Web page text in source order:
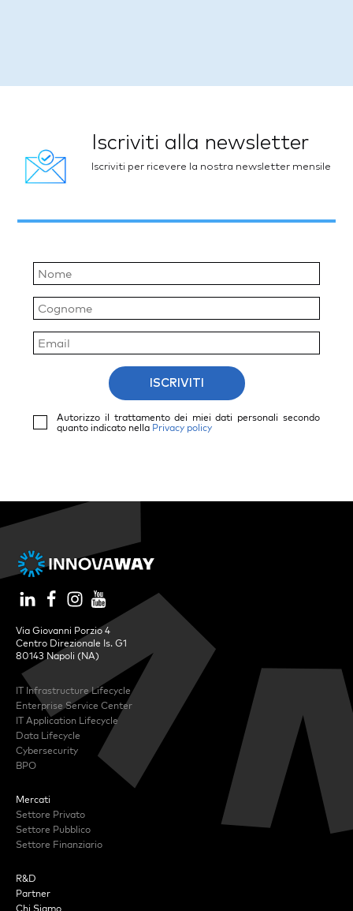
Iscriviti alla newsletter
Iscriviti per ricevere la nostra newsletter mensile
ISCRIVITI
Autorizzo il trattamento dei miei dati personali secondo
quanto indicato nella Privacy policy
Via Giovanni Porzio 4
Centro Direzionale Is. G1
80143 Napoli (NA)
IT Infrastructure Lifecycle
Enterprise Service Center
IT Application Lifecycle
Data Lifecycle
Cybersecurity
BPO
Mercati
Settore Privato
Settore Pubblico
Settore Finanziario
R&D
Partner
Chi Siamo